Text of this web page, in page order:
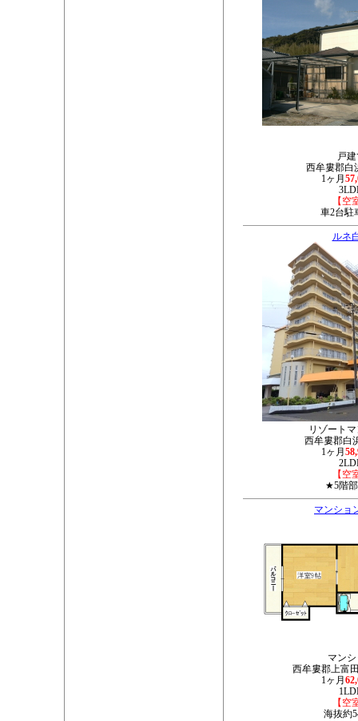
戸
西牟婁郡白
1ヶ月
【空
車2台駐
ルネ
リゾート
西牟婁郡白
1ヶ月
【空
★5階
マンショ
マン
西牟婁郡上富
1ヶ月
【空
海抜約